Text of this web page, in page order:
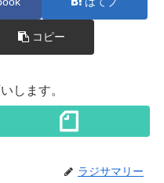
コピー
します。
ラジサマリー